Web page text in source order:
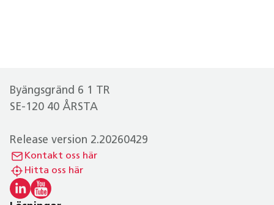
Byängsgränd 6 1 TR
SE-120 40 ÅRSTA
Release version 2.20260429
Kontakt oss här
Hitta oss här